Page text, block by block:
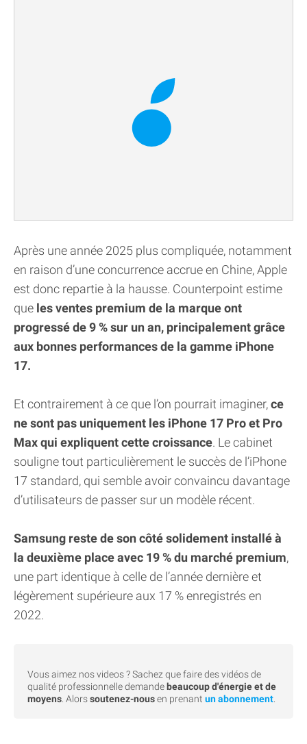
Après une année 2025 plus compliquée, notamment
en raison d’une concurrence accrue en Chine, Apple
est donc repartie à la hausse. Counterpoint estime
que les ventes premium de la marque ont
progressé de 9 % sur un an, principalement grâce
aux bonnes performances de la gamme iPhone
17.
Et contrairement à ce que l’on pourrait imaginer,ce
ne sont pas uniquement les iPhone 17 Pro et Pro
Max qui expliquent cette croissance. Le cabinet
souligne tout particulièrement le succès de l’iPhone
17 standard, qui semble avoir convaincu davantage
d’utilisateurs de passer sur un modèle récent.
Samsung reste de son côté solidement installé à
la deuxième place avec 19 % du marché premium,
une part identique à celle de l’année dernière et
légèrement supérieure aux 17 % enregistrés en
2022.
Vous aimez nos videos ? Sachez que faire des vidéos de
qualité professionnelle demande beaucoup d'énergie et de
moyens . Alorssoutenez-nousen prenant un abonnement